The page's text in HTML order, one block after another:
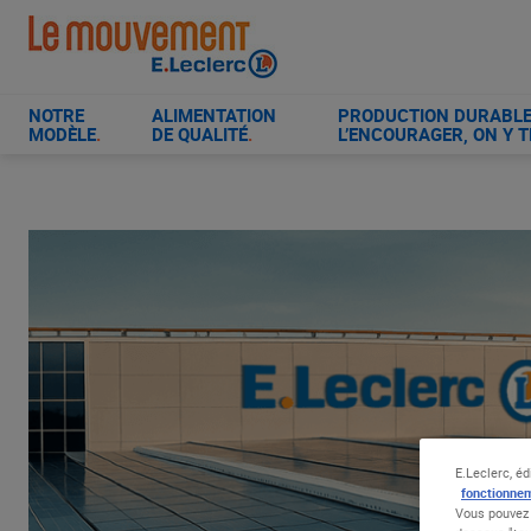
Aller
contenu
NOTRE
MODÈLE.
ALIMENTATION
DE QUALITÉ.
PRODUCTION
L’ENCOURAGER, ON Y
E.Leclerc,
Vous